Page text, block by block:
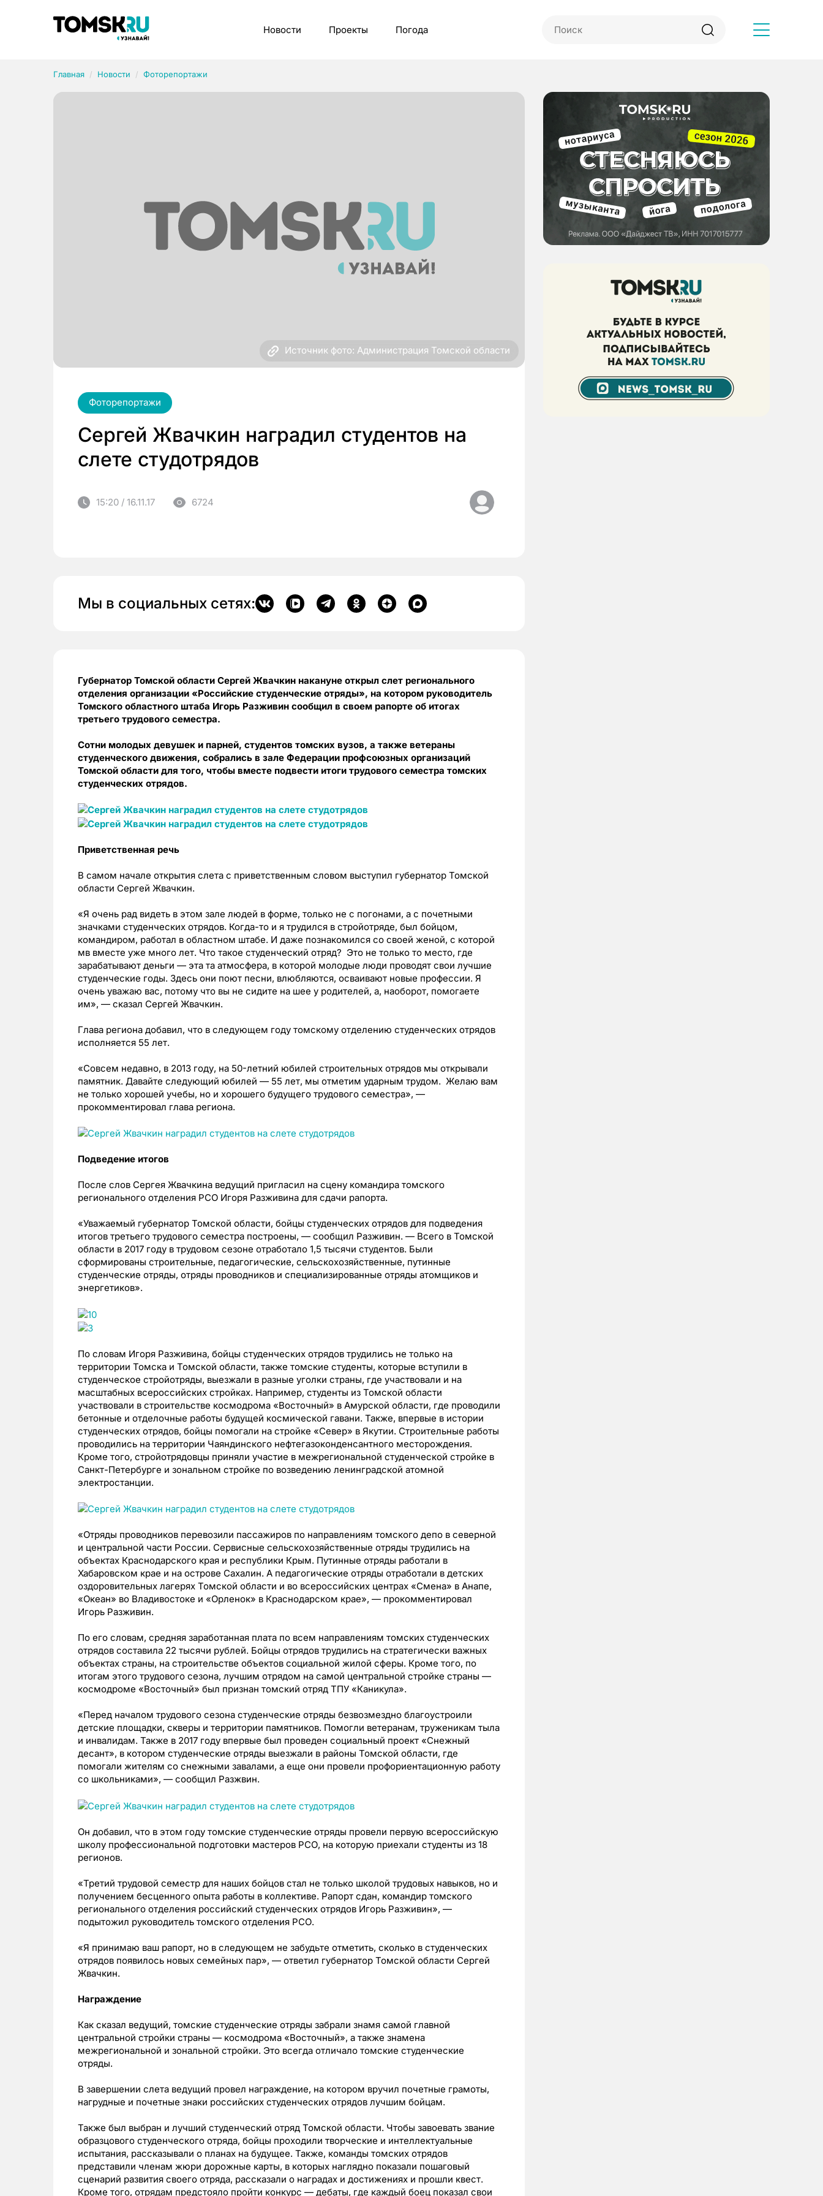
Новости Проекты Погода
Главная Новости Фоторепортажи
Источник фото: Администрация Томской области
Фоторепортажи
Сергей Жвачкин наградил студентов на
слете студотрядов
15:20 / 16.11.17 6724
Мы в социальных сетях:
Губернатор Томской области Сергей Жвачкин накануне открыл слет регионального
отделения организации «Российские студенческие отряды», на котором руководитель
Томского областного штаба Игорь Разживин сообщил в своем рапорте об итогах
третьего трудового семестра.
Сотни молодых девушек и парней, студентов томских вузов, а также ветераны
студенческого движения, собрались в зале Федерации профсоюзных организаций
Томской области для того, чтобы вместе подвести итоги трудового семестра томских
студенческих отрядов.
Приветственная речь
В самом начале открытия слета с приветственным словом выступил губернатор Томской
области Сергей Жвачкин.
«Я очень рад видеть в этом зале людей в форме, только не с погонами, а с почетными
значками студенческих отрядов. Когда-то и я трудился в стройотряде, был бойцом,
командиром, работал в областном штабе. И даже познакомился со своей женой, с которой
мв вместе уже много лет. Что такое студенческий отряд? Это не только то место, где
зарабатывают деньги — эта та атмосфера, в которой молодые люди проводят свои лучшие
студенческие годы. Здесь они поют песни, влюбляются, осваивают новые профессии. Я
очень уважаю вас, потому что вы не сидите на шее у родителей, а, наоборот, помогаете
им», — сказал Сергей Жвачкин.
Глава региона добавил, что в следующем году томскому отделению студенческих отрядов
исполняется 55 лет.
«Совсем недавно, в 2013 году, на 50-летний юбилей строительных отрядов мы открывали
памятник. Давайте следующий юбилей — 55 лет, мы отметим ударным трудом. Желаю вам
не только хорошей учебы, но и хорошего будущего трудового семестра», —
прокомментировал глава региона.
Подведение итогов
После слов Сергея Жвачкина ведущий пригласил на сцену командира томского
регионального отделения РСО Игоря Разживина для сдачи рапорта.
«Уважаемый губернатор Томской области, бойцы студенческих отрядов для подведения
итогов третьего трудового семестра построены, — сообщил Разживин. — Всего в Томской
области в 2017 году в трудовом сезоне отработало 1,5 тысячи студентов. Были
сформированы строительные, педагогические, сельскохозяйственные, путинные
студенческие отряды, отряды проводников и специализированные отряды атомщиков и
энергетиков».
По словам Игоря Разживина, бойцы студенческих отрядов трудились не только на
территории Томска и Томской области, также томские студенты, которые вступили в
студенческое стройотряды, выезжали в разные уголки страны, где участвовали и на
масштабных всероссийских стройках. Например, студенты из Томской области
участвовали в строительстве космодрома «Восточный» в Амурской области, где проводили
бетонные и отделочные работы будущей космической гавани. Также, впервые в истории
студенческих отрядов, бойцы помогали на стройке «Север» в Якутии. Строительные работы
проводились на территории Чаяндинского нефтегазоконденсантного месторождения.
Кроме того, стройотрядовцы приняли участие в межрегиональной студенческой стройке в
Санкт-Петербурге и зональном стройке по возведению ленинградской атомной
электростанции.
«Отряды проводников перевозили пассажиров по направлениям томского депо в северной
и центральной части России. Сервисные сельскохозяйственные отряды трудились на
объектах Краснодарского края и республики Крым. Путинные отряды работали в
Хабаровском крае и на острове Сахалин. А педагогические отряды отработали в детских
оздоровительных лагерях Томской области и во всероссийских центрах «Смена» в Анапе,
«Океан» во Владивостоке и «Орленок» в Краснодарском крае», — прокомментировал
Игорь Разживин.
По его словам, средняя заработанная плата по всем направлениям томских студенческих
отрядов составила 22 тысячи рублей. Бойцы отрядов трудились на стратегически важных
объектах страны, на строительстве объектов социальной жилой сферы. Кроме того, по
итогам этого трудового сезона, лучшим отрядом на самой центральной стройке страны —
космодроме «Восточный» был признан томский отряд ТПУ «Каникула».
«Перед началом трудового сезона студенческие отряды безвозмездно благоустроили
детские площадки, скверы и территории памятников. Помогли ветеранам, труженикам тыла
и инвалидам. Также в 2017 году впервые был проведен социальный проект «Снежный
десант», в котором студенческие отряды выезжали в районы Томской области, где
помогали жителям со снежными завалами, а еще они провели профориентационную работу
со школьниками», — сообщил Разжвин.
Он добавил, что в этом году томские студенческие отряды провели первую всероссийскую
школу профессиональной подготовки мастеров РСО, на которую приехали студенты из 18
регионов.
«Третий трудовой семестр для наших бойцов стал не только школой трудовых навыков, но и
получением бесценного опыта работы в коллективе. Рапорт сдан, командир томского
регионального отделения российский студенческих отрядов Игорь Разживин», —
подытожил руководитель томского отделения РСО.
«Я принимаю ваш рапорт, но в следующем не забудьте отметить, сколько в студенческих
отрядов появилось новых семейных пар», — ответил губернатор Томской области Сергей
Жвачкин.
Награждение
Как сказал ведущий, томские студенческие отряды забрали знамя самой главной
центральной стройки страны — космодрома «Восточный», а также знамена
межрегиональной и зональной стройки. Это всегда отличало томские студенческие
отряды.
В завершении слета ведущий провел награждение, на котором вручил почетные грамоты,
нагрудные и почетные знаки российских студенческих отрядов лучшим бойцам.
Также был выбран и лучший студенческий отряд Томской области. Чтобы завоевать звание
образцового студенческого отряда, бойцы проходили творческие и интеллектуальные
испытания, рассказывали о планах на будущее. Также, команды томских отрядов
представили членам жюри дорожные карты, в которых наглядно показали пошаговый
сценарий развития своего отряда, рассказали о наградах и достижениях и прошли квест.
Кроме того, отрядам предстояло пройти конкурс — дебаты, где каждый боец показал свои
Рубрики